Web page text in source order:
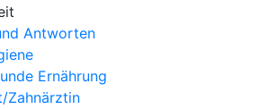
Antworten
Ernährung
Zahnärztin